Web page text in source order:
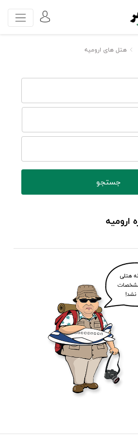
هتل های ارومیه